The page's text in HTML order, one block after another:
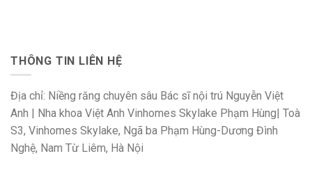
THÔNG TIN LIÊN HỆ
Địa chỉ: Niềng răng chuyên sâu Bác sĩ nội trú Nguyễn Việt
Anh | Nha khoa Việt Anh Vinhomes Skylake Phạm Hùng| Toà
S3, Vinhomes Skylake, Ngã ba Phạm Hùng-Dương Đình
Nghệ, Nam Từ Liêm, Hà Nội